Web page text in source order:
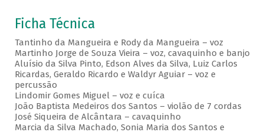
Ficha Técnica
Tantinho da Mangueira e Rody da Mangueira – voz
Martinho Jorge de Souza Vieira – voz, cavaquinho e banjo
Aluísio da Silva Pinto, Edson Alves da Silva, Luiz Carlos
Ricardas, Geraldo Ricardo e Waldyr Aguiar – voz e
percussão
Lindomir Gomes Miguel – voz e cuíca
João Baptista Medeiros dos Santos – violão de 7 cordas
José Siqueira de Alcântara – cavaquinho
Marcia da Silva Machado, Sonia Maria dos Santos e